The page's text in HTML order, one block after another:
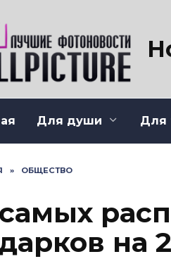
Для души Для
» ОБЩЕСТВО
на